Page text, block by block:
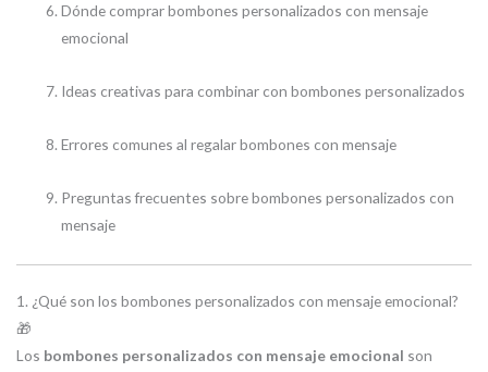
Dónde comprar bombones personalizados con mensaje
emocional
Ideas creativas para combinar con bombones personalizados
Errores comunes al regalar bombones con mensaje
Preguntas frecuentes sobre bombones personalizados con
mensaje
1. ¿Qué son los bombones personalizados con mensaje emocional?
🎁
Los bombones personalizados con mensaje emocional son